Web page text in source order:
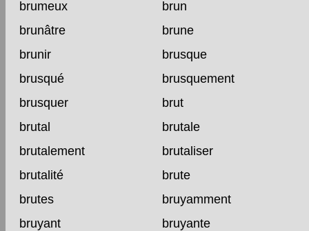
brumeux
brun
brunâtre
brune
brunir
brusque
brusqué
brusquement
brusquer
brut
brutal
brutale
brutalement
brutaliser
brutalité
brute
brutes
bruyamment
bruyant
bruyante